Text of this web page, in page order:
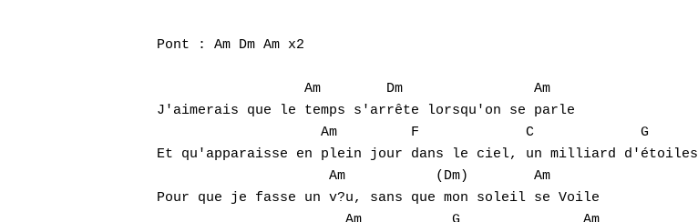
Pont : Am Dm Am x2
                  Am        Dm                Am
J'aimerais que le temps s'arrête lorsqu'on se parle
                    Am         F             C             G
Et qu'apparaisse en plein jour dans le ciel, un milliard d'étoiles
                     Am           (Dm)        Am
Pour que je fasse un v?u, sans que mon soleil se Voile